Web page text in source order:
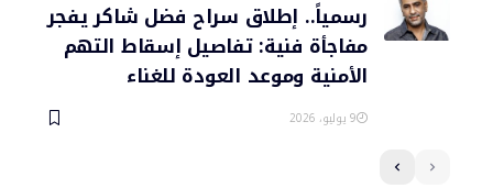
رسمياً.. إطلاق سراح فضل شاكر يفجر
مفاجأة فنية: تفاصيل إسقاط التهم
الأمنية وموعد العودة للغناء
9 يوليو، 2026